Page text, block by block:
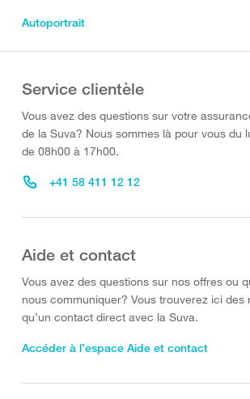
Autoportrait
Service clientèle
Vous avez des questions sur votre
de la Suva? Nous sommes là pour vous du
de 08h00 à 17h00.
+41 58 411 12 12
Aide et contact
Vous avez des questions sur nos offres ou
nous communiquer? Vous trouverez ici des
qu’un contact direct avec la Suva.
Accéder à l’espace Aide et contact